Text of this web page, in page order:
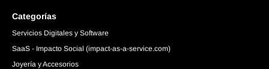
Categorías
Servicios Digitales y Software
SaaS - Impacto Social (impact-as-a-service.com)
Joyería y Accesorios